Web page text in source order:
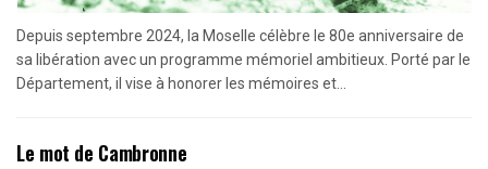
Depuis septembre 2024, la Moselle célèbre le 80e anniversaire de
sa libération avec un programme mémoriel ambitieux. Porté par le
Département, il vise à honorer les mémoires et...
Le mot de Cambronne